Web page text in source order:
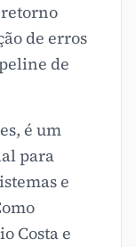
de erros
de
é um
para
e
Costa e